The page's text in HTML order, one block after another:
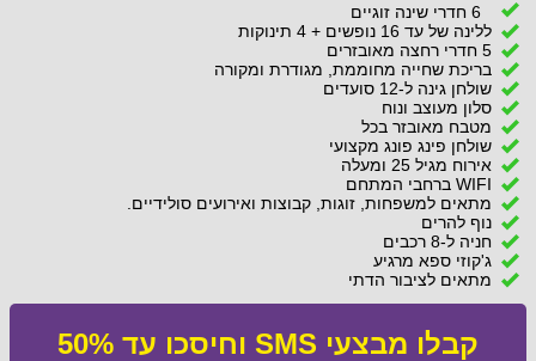
6 חדרי שינה זוגיים
ללינה של עד 16 נופשים + 4 תינוקות
5 חדרי רחצה מאובזרים
בריכת שחייה מחוממת, מגודרת ומקורה
שולחן גינה ל-12 סועדים
סלון מעוצב ונוח
מטבח מאובזר בכל
שולחן פינג פונג מקצועי
אירוח מגיל 25 ומעלה
WIFI ברחבי המתחם
מתאים למשפחות, זוגות, קבוצות ואירועים סולידיים.
נוף להרים
חניה ל-8 רכבים
ג'קוזי ספא מרגיע
מתאים לציבור הדתי
קבלו מבצעי SMS וחיסכו עד 50%